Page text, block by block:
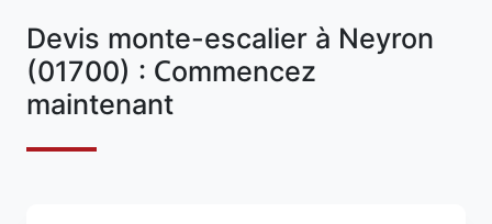
Devis monte-escalier à Neyron
(01700) : Commencez
maintenant